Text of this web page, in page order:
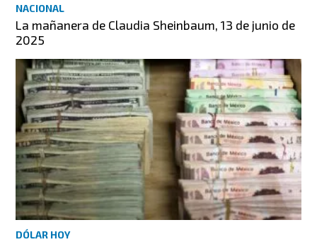
NACIONAL
La mañanera de Claudia Sheinbaum, 13 de junio de
2025
DÓLAR HOY